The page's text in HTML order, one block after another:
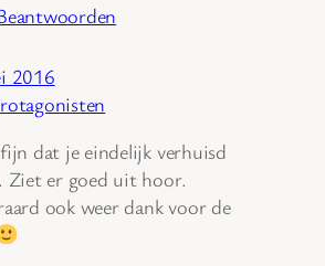
2016
dat je eindelijk verhuisd
Ziet er goed uit hoor.
ook weer dank voor de